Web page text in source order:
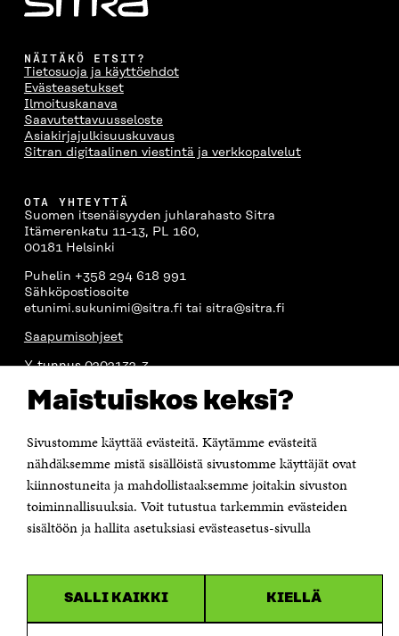
Maistuiskos keksi?
Sivustomme käyttää evästeitä. Käytämme evästeitä
nähdäksemme mistä sisällöistä sivustomme käyttäjät ovat
kiinnostuneita ja mahdollistaaksemme joitakin sivuston
toiminnallisuuksia. Voit tutustua tarkemmin evästeiden
sisältöön ja hallita asetuksiasi evästeasetus-sivulla
SALLI KAIKKI KIELLÄ
NÄITÄKÖ ETSIT?
Tietosuoja ja käyttöehdot
Evästeasetukset
Ilmoituskanava
Saavutettavuusseloste
Asiakirjajulkisuuskuvaus
Sitran digitaalinen viestintä ja verkkopalvelut
OTA YHTEYTTÄ
Suomen itsenäisyyden juhlarahasto Sitra
Itämerenkatu 11-13, PL 160,
00181 Helsinki
Puhelin +358 294 618 991
Sähköpostiosoite
etunimi.sukunimi@sitra.fi tai sitra@sitra.fi
Saapumisohjeet
Y-tunnus 0202132-3
Facebook
Avautuu
uudessa
ikkunassaLinkedin
Avautuu
uudessa
Youtube
Avautuu
uudessa
ikkunassa